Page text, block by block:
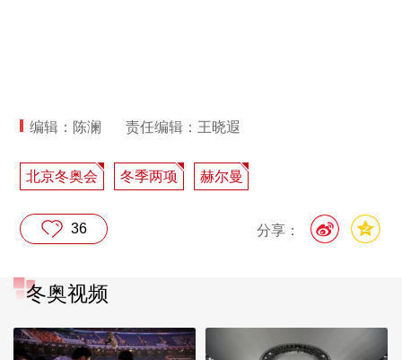
编辑：陈澜 责任编辑：王晓遐
北京冬奥会 冬季两项 赫尔曼
分享：
36
冬奥视频